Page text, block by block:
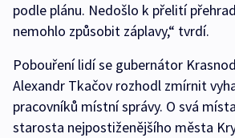
podle plánu. Nedošlo k přelití
nemohlo způsobit záplavy,“ tvrdí.
Pobouření lidí se gubernátor
Alexandr Tkačov rozhodl zmírnit
pracovníků místní správy. O svá
starosta nejpostiženějšího města